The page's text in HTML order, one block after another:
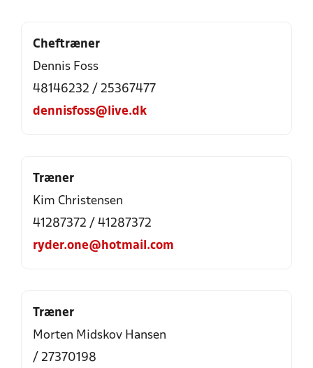
Cheftræner
Dennis Foss
48146232 / 25367477
dennisfoss@live.dk
Træner
Kim Christensen
41287372 / 41287372
ryder.one@hotmail.com
Træner
Morten Midskov Hansen
/ 27370198